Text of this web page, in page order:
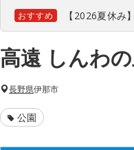
おすすめ 【2026夏休み
高遠 しんわ
長野県伊那市
公園